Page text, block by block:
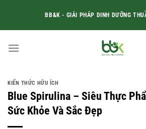
content
BB&K - GIẢI PHÁP DINH DƯỠNG
KIẾN THỨC HỮU ÍCH
Blue Spirulina – Siêu Thực
Sức Khỏe Và Sắc Đẹp